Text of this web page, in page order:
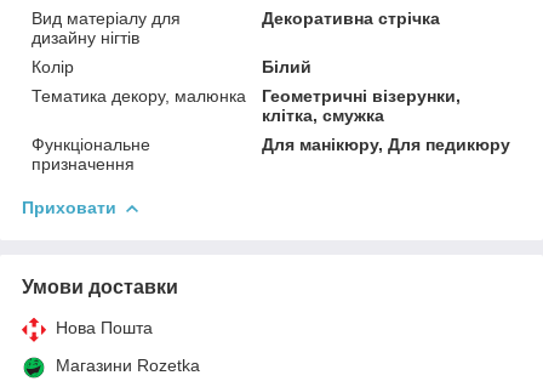
Вид матеріалу для
дизайну нігтів
Декоративна стрічка
Колір
Білий
Тематика декору, малюнка
Геометричні візерунки,
клітка, смужка
Функціональне
призначення
Для манікюру, Для педикюру
Приховати
Умови доставки
Нова Пошта
Магазини Rozetka